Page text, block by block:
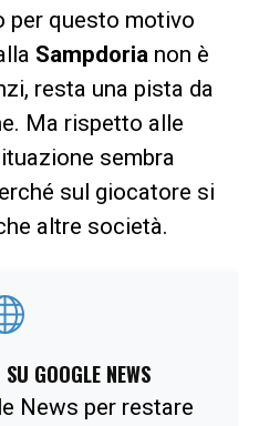
per questo motivo
Sampdorianon è
resta una pista da
Ma rispetto alle
sembra
sul giocatore si
altre società.
GOOGLE NEWS
News per restare